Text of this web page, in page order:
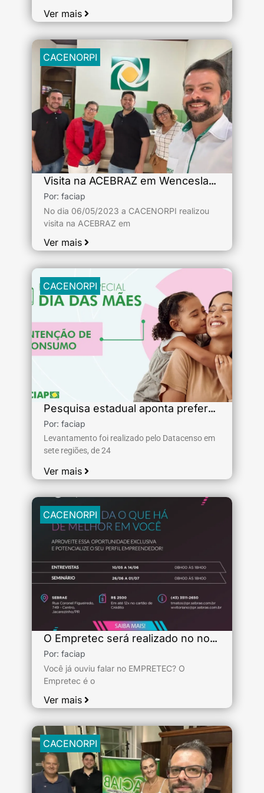
Ver mais
CACENORPI
Visita na ACEBRAZ em Wenceslau Braz
Por: faciap
No dia 06/05/2023 a CACENORPI realizou
visita na ACEBRAZ em
Ver mais
CACENORPI
Pesquisa estadual aponta preferência do consumidor para o Dia das Mães
Por: faciap
Levantamento foi realizado pelo Datacenso em
sete regiões, de 24
Ver mais
CACENORPI
O Empretec será realizado no norte pioneiro. APROVEITE ESSA OPORTUNIDADE
Por: faciap
Você já ouviu falar no EMPRETEC? O
Empretec é o
Ver mais
CACENORPI